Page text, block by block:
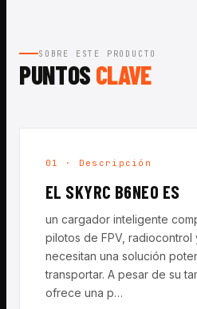
SOBRE ESTE PRODUCTO
PUNTOS CLAVE
01 · Descripción
EL SKYRC B6NEO ES
un cargador inteligente
pilotos de FPV, radiocontrol
necesitan una solución
transportar. A pesar de su
ofrece una p…